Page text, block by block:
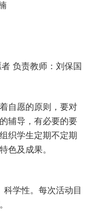
负责教师：刘保国
自愿的原则，要对
辅导，有必要的要
织学生定期不定期
色及成果。
学性。每次活动目